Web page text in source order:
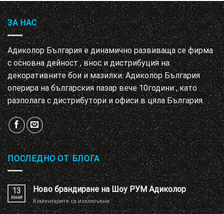
ЗА НАС
Адиколор България е динамично развиваща се фирма
с основна дейност , внос и дистрибуция на
декоративните бои и мазилки. Адиколор България
оперира на българския пазар вече 10години , като
разполага с дистрибутори и офиси в цяла България.
ПОСЛЕДНО ОТ БЛОГА
13
юни
Ново брандиране на Шоу РУМ Адиколор
Коментарите са изключениза
Ново